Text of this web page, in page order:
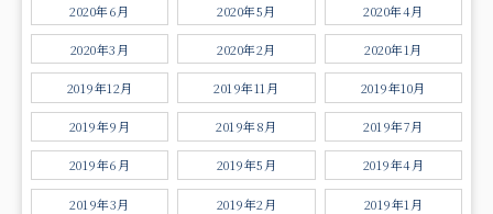
2020年6月 2020年5月 2020年4月
2020年3月 2020年2月 2020年1月
2019年12月 2019年11月 2019年10月
2019年9月 2019年8月 2019年7月
2019年6月 2019年5月 2019年4月
2019年3月 2019年2月 2019年1月